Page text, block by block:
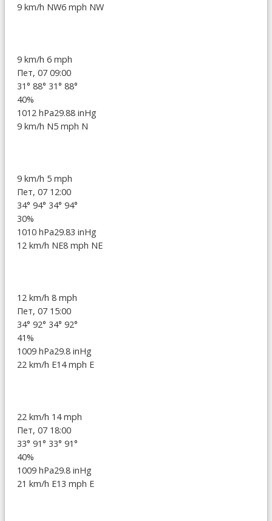
9 km/h NW6 mph NW
9 km/h 6 mph
Пет, 07 09:00
31° 88° 31° 88°
40%
1012 hPa29.88 inHg
9 km/h N5 mph N
9 km/h 5 mph
Пет, 07 12:00
34° 94° 34° 94°
30%
1010 hPa29.83 inHg
12 km/h NE8 mph NE
12 km/h 8 mph
Пет, 07 15:00
34° 92° 34° 92°
41%
1009 hPa29.8 inHg
22 km/h E14 mph E
22 km/h 14 mph
Пет, 07 18:00
33° 91° 33° 91°
40%
1009 hPa29.8 inHg
21 km/h E13 mph E